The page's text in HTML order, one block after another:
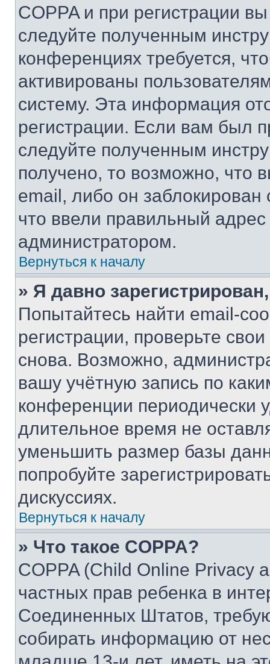
COPPA и при регистрации
следуйте полученным
конференциях требуется,
активированы
систему. Эта информация
регистрации. Если вам был
следуйте полученным
получено, то возможно, что
email, либо он
что ввели правильный адрес
администратором.
Вернуться к началу
» Я давно
Попытайтесь найти email-
регистрации, проверьте
снова. Возможно,
вашу учётную запись по
конференции периодически
длительное время не
уменьшить размер базы
попробуйте
дискуссиях.
Вернуться к началу
» Что такое COPPA?
COPPA (Child Online Privacy
частных прав ребенка в
Соединенных Штатов,
собирать информацию от